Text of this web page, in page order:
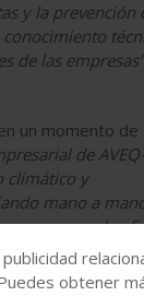
y la prevención
de las empresas”
un momento de
de AVEQ-
climático y
mano a
procesos o la
tecnológicos y
obtener